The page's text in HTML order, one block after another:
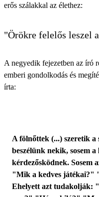
erős szálakkal az élethez:
"Örökre felelős leszel
A negyedik fejezetben az író
emberi gondolkodás és
írta:
A fölnőttek (...) szeretik
beszélünk nekik, sosem a
kérdezősködnek.
"Mik a kedves játékai?"
Ehelyett azt tudakolják: